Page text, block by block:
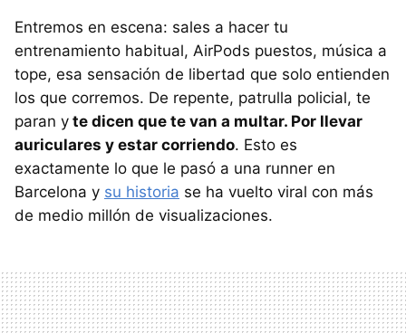
Entremos en escena: sales a hacer tu
entrenamiento habitual, AirPods puestos, música a
tope, esa sensación de libertad que solo entienden
los que corremos. De repente, patrulla policial, te
paran y te dicen que te van a multar. Por llevar
auriculares y estar corriendo. Esto es
exactamente lo que le pasó a una runner en
Barcelona y su historia se ha vuelto viral con más
de medio millón de visualizaciones.